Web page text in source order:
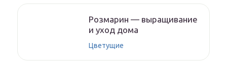
Розмарин — выращивание
и уход дома
Цветущие